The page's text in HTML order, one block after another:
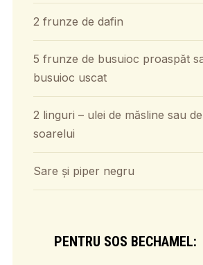
2 frunze de dafin
5 frunze de busuioc proaspăt
busuioc uscat
2 linguri – ulei de măsline sau
soarelui
Sare și piper negru
PENTRU SOS BECHAMEL: